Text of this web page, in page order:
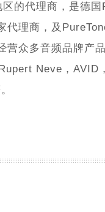
的代理商，是德
代理商，及
营众多音频品牌产
Neve，AVID